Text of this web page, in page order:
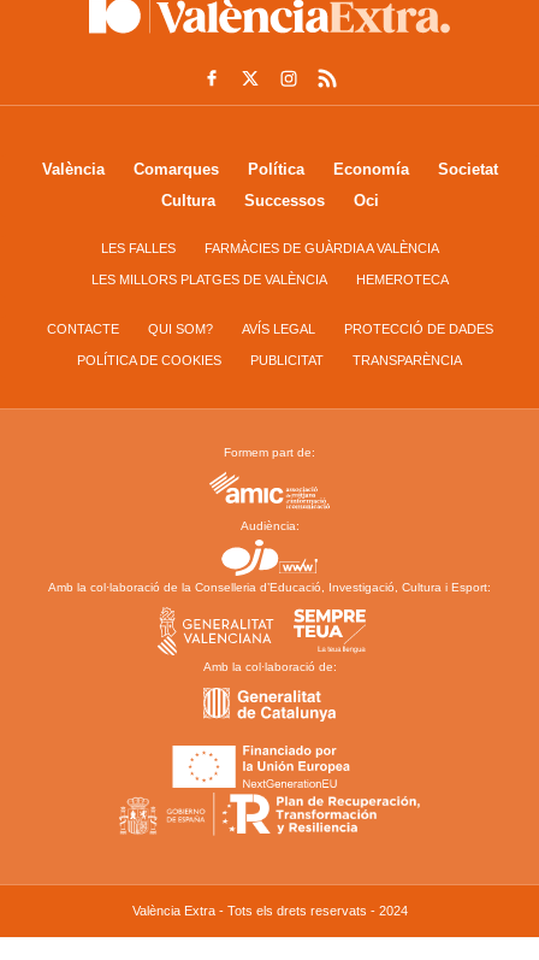
València Comarques Política Economía
Societat
Cultura
Successos Oci
LES FALLES FARMÀCIES DE GUÀRDIA A VALÈNCIA
LES MILLORS PLATGES DE VALÈNCIA HEMEROTECA
CONTACTE QUI SOM? AVÍS LEGAL PROTECCIÓ DE DADES
POLÍTICA DE COOKIES PUBLICITAT TRANSPARÈNCIA
Formem part de:
Audiència:
Amb la col·laboració de la Conselleria d’Educació, Investigació, Cultura i Esport:
Amb la col·laboració de:
València Extra - Tots els drets reservats - 2024